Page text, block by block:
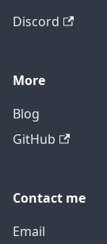
Discord
More
Blog
GitHub
Contact me
Email